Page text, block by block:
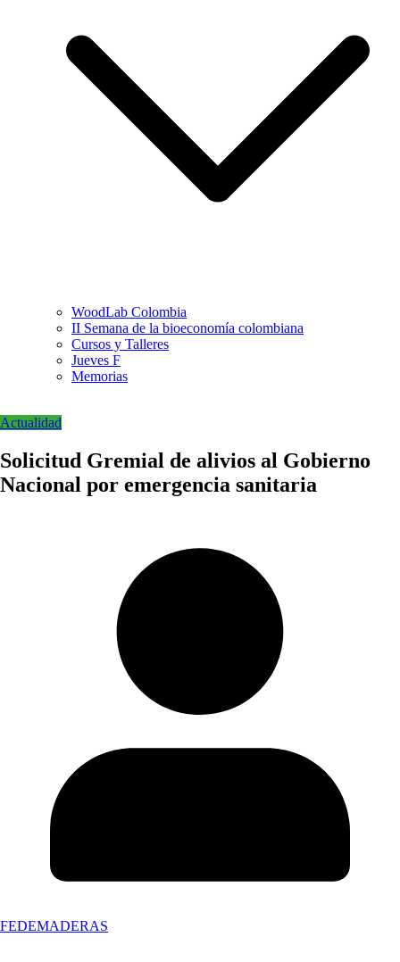
WoodLab Colombia
II Semana de la bioeconomía colombiana
Cursos y Talleres
Jueves F
Memorias
Actualidad
Solicitud Gremial de alivios al Gobierno
Nacional por emergencia sanitaria
FEDEMADERAS